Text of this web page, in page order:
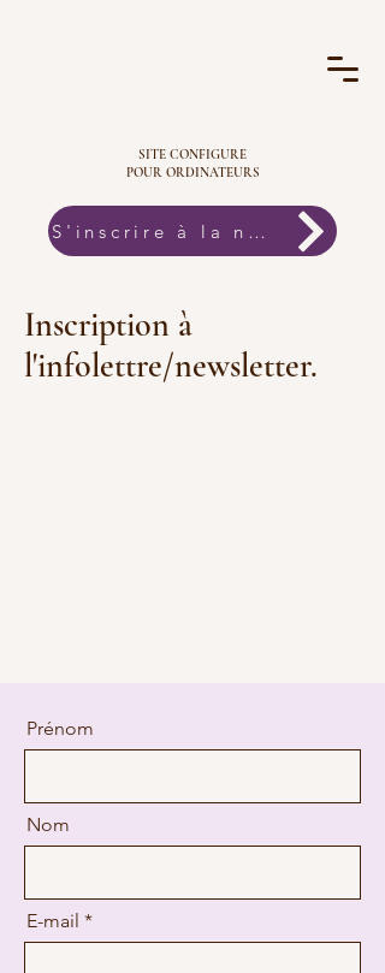
SITE CONFIGURE
POUR ORDINATEURS
S'inscrire à la newsletter
Inscription à
l'infolettre/newsletter.
Prénom
Nom
E-mail